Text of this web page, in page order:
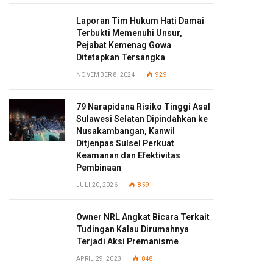
Laporan Tim Hukum Hati Damai
Terbukti Memenuhi Unsur,
Pejabat Kemenag Gowa
Ditetapkan Tersangka
NOVEMBER 8, 2024 929
79 Narapidana Risiko Tinggi Asal
Sulawesi Selatan Dipindahkan ke
Nusakambangan, Kanwil
Ditjenpas Sulsel Perkuat
Keamanan dan Efektivitas
Pembinaan
JULI 20, 2026 859
Owner NRL Angkat Bicara Terkait
Tudingan Kalau Dirumahnya
Terjadi Aksi Premanisme
APRIL 29, 2023 848